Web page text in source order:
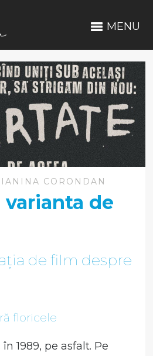
MENU
CORONDAN
de
de film despre
floricele
1989, pe asfalt. Pe